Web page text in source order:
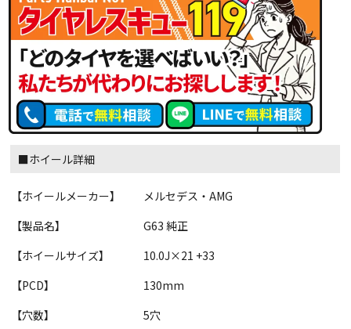
■ホイール詳細
【ホイールメーカー】
メルセデス・AMG
【製品名】
G63 純正
【ホイールサイズ】
10.0J×21 +33
【PCD】
130mm
【穴数】
5穴